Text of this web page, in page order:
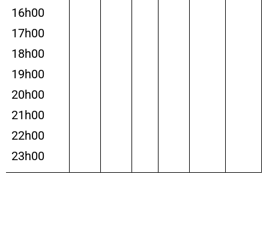
16h00
17h00
18h00
19h00
20h00
21h00
22h00
23h00